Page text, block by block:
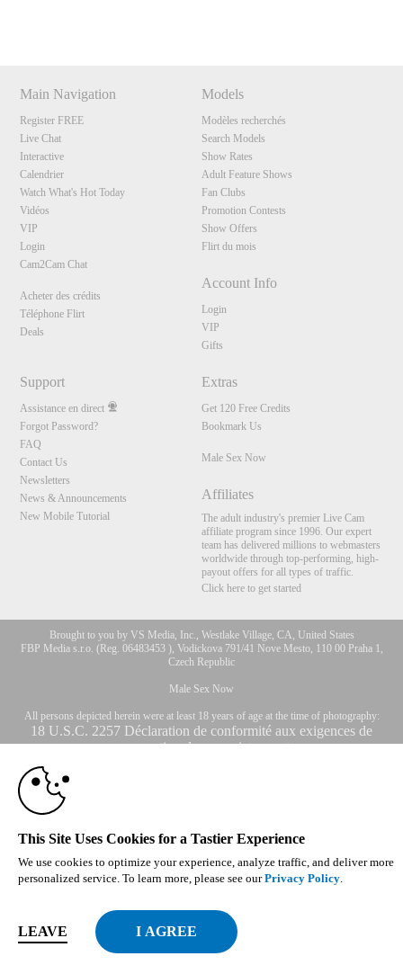
Main Navigation
Register FREE
Live Chat
Interactive
Calendrier
Watch What's Hot Today
Vidéos
VIP
Login
Cam2Cam Chat
Acheter des crédits
Téléphone Flirt
Deals
Models
Modèles recherchés
Search Models
Show Rates
Adult Feature Shows
Fan Clubs
Promotion Contests
Show Offers
Flirt du mois
Account Info
Login
VIP
Gifts
Support
Assistance en direct
Forgot Password?
FAQ
Contact Us
Newsletters
News & Announcements
New Mobile Tutorial
Extras
Get 120 Free Credits
Bookmark Us
Male Sex Now
Affiliates
The adult industry's premier Live Cam
affiliate program since 1996. Our expert
team has delivered millions to webmasters
worldwide through top-performing, high-
payout offers for all types of traffic.
Click here to get started
Brought to you by VS Media, Inc., Westlake Village, CA, United States
FBP Media s.r.o. (Reg. 06483453 ), Vodickova 791/41 Nove Mesto, 110 00 Praha 1,
Czech Republic
Male Sex Now
All persons depicted herein were at least 18 years of age at the time of photography:
18 U.S.C. 2257 Déclaration de conformité aux exigences de
conservation des enregistrements
© 1996 - 2026 VS3.COM, VS Media, Inc. All Rights Reserved.
CA-Privacy Policy
control
This Site Uses Cookies for a Tastier Experience
We use cookies to optimize your experience, analyze traffic, and deliver more
personalized service. To learn more, please see ourPrivacy Policy.
LEAVE
F
R
E
E
C
R
E
DI
T
S
10:00